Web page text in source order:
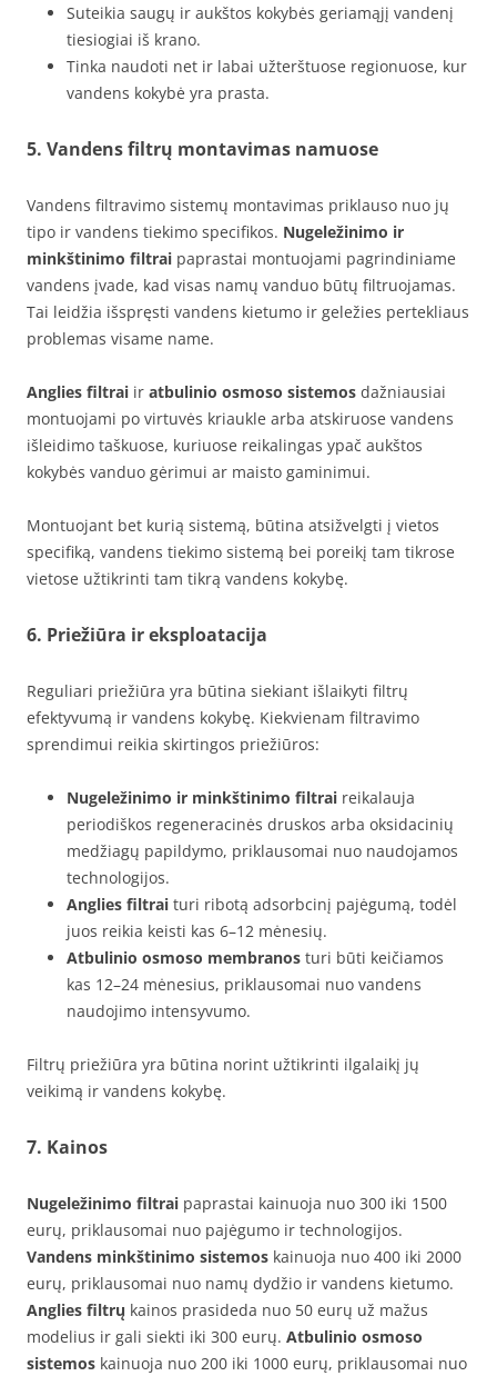
Suteikia saugų ir aukštos kokybės geriamąjį vandenį
tiesiogiai iš krano.
Tinka naudoti net ir labai užterštuose regionuose, kur
vandens kokybė yra prasta.
5. Vandens filtrų montavimas namuose
Vandens filtravimo sistemų montavimas priklauso nuo jų
tipo ir vandens tiekimo specifikos. Nugeležinimo ir
minkštinimo filtrai paprastai montuojami pagrindiniame
vandens įvade, kad visas namų vanduo būtų filtruojamas.
Tai leidžia išspręsti vandens kietumo ir geležies pertekliaus
problemas visame name.
Anglies filtrai ir atbulinio osmoso sistemos dažniausiai
montuojami po virtuvės kriaukle arba atskiruose vandens
išleidimo taškuose, kuriuose reikalingas ypač aukštos
kokybės vanduo gėrimui ar maisto gaminimui.
Montuojant bet kurią sistemą, būtina atsižvelgti į vietos
specifiką, vandens tiekimo sistemą bei poreikį tam tikrose
vietose užtikrinti tam tikrą vandens kokybę.
6. Priežiūra ir eksploatacija
Reguliari priežiūra yra būtina siekiant išlaikyti filtrų
efektyvumą ir vandens kokybę. Kiekvienam filtravimo
sprendimui reikia skirtingos priežiūros:
Nugeležinimo ir minkštinimo filtrai reikalauja
periodiškos regeneracinės druskos arba oksidacinių
medžiagų papildymo, priklausomai nuo naudojamos
technologijos.
Anglies filtrai turi ribotą adsorbcinį pajėgumą, todėl
juos reikia keisti kas 6–12 mėnesių.
Atbulinio osmoso membranos turi būti keičiamos
kas 12–24 mėnesius, priklausomai nuo vandens
naudojimo intensyvumo.
Filtrų priežiūra yra būtina norint užtikrinti ilgalaikį jų
veikimą ir vandens kokybę.
7. Kainos
Nugeležinimo filtrai paprastai kainuoja nuo 300 iki 1500
eurų, priklausomai nuo pajėgumo ir technologijos.
Vandens minkštinimo sistemos kainuoja nuo 400 iki 2000
eurų, priklausomai nuo namų dydžio ir vandens kietumo.
Anglies filtrų kainos prasideda nuo 50 eurų už mažus
modelius ir gali siekti iki 300 eurų. Atbulinio osmoso
sistemos kainuoja nuo 200 iki 1000 eurų, priklausomai nuo